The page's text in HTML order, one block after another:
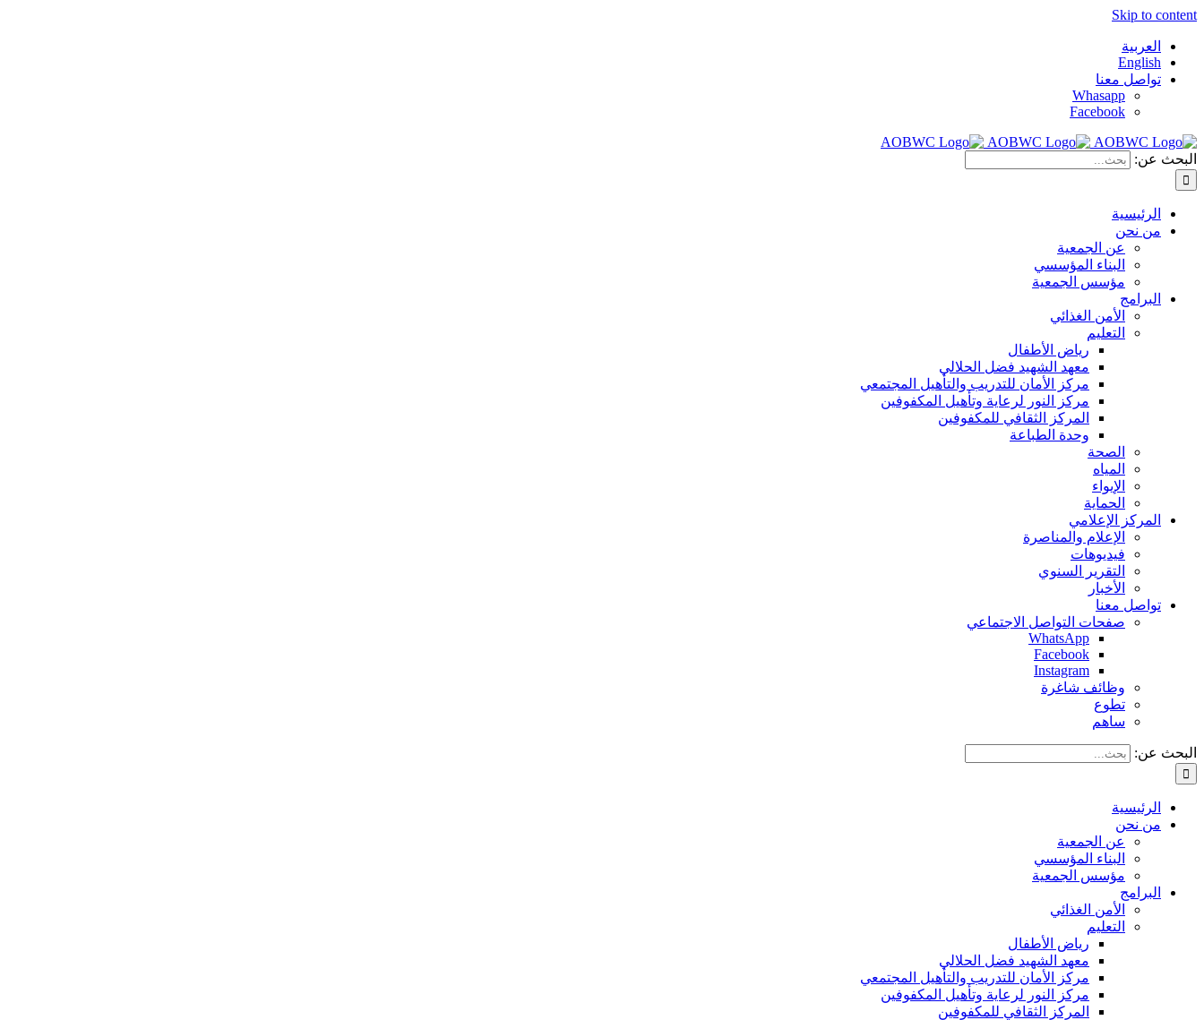
Skip to content
العربية
English
تواصل معنا
Whasapp
Facebook
البحث عن:
الرئيسية
من نحن
عن الجمعية
البناء المؤسسي
مؤسس الجمعية
البرامج
الأمن الغذائي
التعليم
رياض الأطفال
معهد الشهيد فضل الحلالي
مركز الأمان للتدريب والتأهيل المجتمعي
مركز النور لرعاية وتأهيل المكفوفين
المركز الثقافي للمكفوفين
وحدة الطباعة
الصحة
المياه
الإيواء
الحماية
المركز الإعلامي
الإعلام والمناصرة
فيديوهات
التقرير السنوي
الأخبار
تواصل معنا
صفحات التواصل الاجتماعي
WhatsApp
Facebook
Instagram
وظائف شاغرة
تطوع
ساهم
البحث عن:
الرئيسية
من نحن
عن الجمعية
البناء المؤسسي
مؤسس الجمعية
البرامج
الأمن الغذائي
التعليم
رياض الأطفال
معهد الشهيد فضل الحلالي
مركز الأمان للتدريب والتأهيل المجتمعي
مركز النور لرعاية وتأهيل المكفوفين
المركز الثقافي للمكفوفين